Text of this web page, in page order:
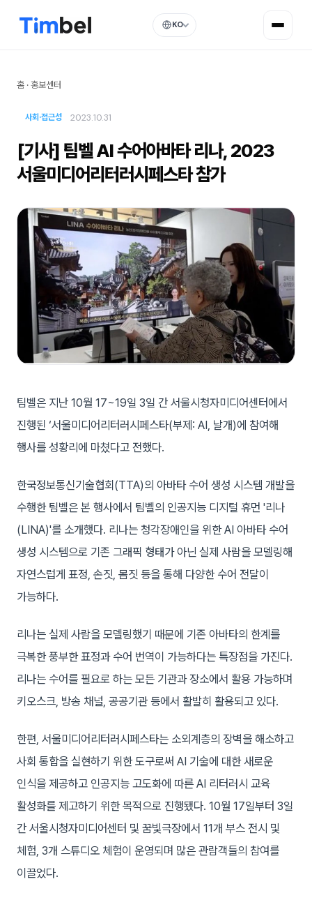
KO
홈 · 홍보센터
사회·접근성 2023.10.31
[기사] 팀벨 AI 수어아바타 리나, 2023
서울미디어리터러시페스타 참가
팀벨은 지난 10월 17~19일 3일 간 서울시청자미디어센터에서
진행된 ‘서울미디어리터러시페스타(부제: AI, 날개)에 참여해
행사를 성황리에 마쳤다고 전했다.
한국정보통신기술협회(TTA)의 아바타 수어 생성 시스템 개발을
수행한 팀벨은 본 행사에서 팀벨의 인공지능 디지털 휴먼 '리나
(LINA)'를 소개했다. 리나는 청각장애인을 위한 AI 아바타 수어
생성 시스템으로 기존 그래픽 형태가 아닌 실제 사람을 모델링해
자연스럽게 표정, 손짓, 몸짓 등을 통해 다양한 수어 전달이
가능하다.
리나는 실제 사람을 모델링했기 때문에 기존 아바타의 한계를
극복한 풍부한 표정과 수어 번역이 가능하다는 특장점을 가진다.
리나는 수어를 필요로 하는 모든 기관과 장소에서 활용 가능하며
키오스크, 방송 채널, 공공기관 등에서 활발히 활용되고 있다.
한편, 서울미디어리터러시페스타는 소외계층의 장벽을 해소하고
사회 통합을 실현하기 위한 도구로써 AI 기술에 대한 새로운
인식을 제공하고 인공지능 고도화에 따른 AI 리터러시 교육
활성화를 제고하기 위한 목적으로 진행됐다. 10월 17일부터 3일
간 서울시청자미디어센터 및 꿈빛극장에서 11개 부스 전시 및
체험, 3개 스튜디오 체험이 운영되며 많은 관람객들의 참여를
이끌었다.